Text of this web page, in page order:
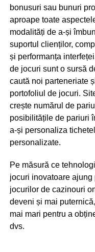
bonusuri sau bunuri
aproape toate
modalități de a-și
suportul clienților,
și performanța
de jocuri sunt o sursă
caută noi parteneriate
portofoliul de jocuri.
crește numărul de
posibilitățile de pariuri
a-și personaliza
personalizate.
Pe măsură ce
jocuri inovatoare ajung
jocurilor de cazinouri
deveni și mai
mai mari pentru a
dvs.